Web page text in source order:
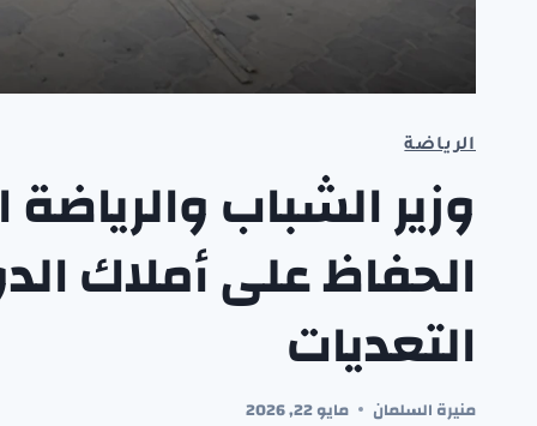
الرياضة
وزير الشباب
الحفاظ على أملاك
التعديات
منيرة السلمان مايو 22, 2026